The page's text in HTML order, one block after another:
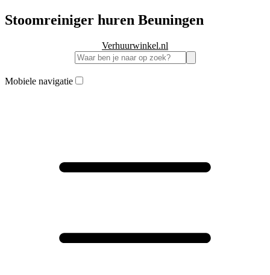
Stoomreiniger huren Beuningen
Verhuurwinkel.nl
Mobiele navigatie